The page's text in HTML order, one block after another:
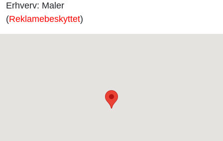
Erhverv: Maler
(Reklamebeskyttet)